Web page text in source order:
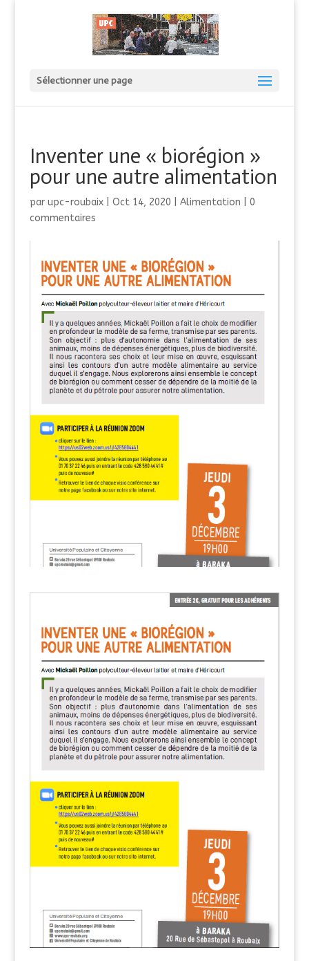
Sélectionner une page
Inventer une « biorégion »
pour une autre alimentation
par upc-roubaix| Oct 14, 2020 Alimentation
0
commentaires